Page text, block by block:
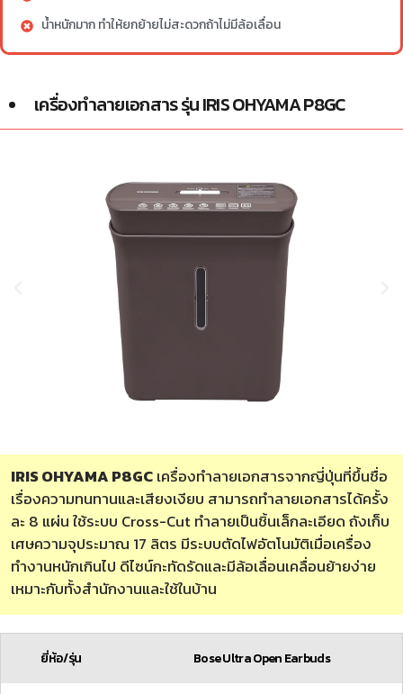
น้ำหนักมาก ทำให้ยกย้ายไม่สะดวกถ้าไม่มีล้อเลื่อน
เครื่องทำลายเอกสาร รุ่น IRIS OHYAMA P8GC
IRIS OHYAMA P8GCเครื่องทำลายเอกสารจากญี่ปุ่นที่ขึ้นชื่อ
เรื่องความทนทานและเสียงเงียบ สามารถทำลายเอกสารได้ครั้ง
ละ 8 แผ่น ใช้ระบบ Cross-Cut ทำลายเป็นชิ้นเล็กละเอียด ถังเก็บ
เศษความจุประมาณ 17 ลิตร มีระบบตัดไฟอัตโนมัติเมื่อเครื่อง
ทำงานหนักเกินไป ดีไซน์กะทัดรัดและมีล้อเลื่อนเคลื่อนย้ายง่าย
เหมาะกับทั้งสำนักงานและใช้ในบ้าน
ยี่ห้อ/รุ่น Bose Ultra Open Earbuds